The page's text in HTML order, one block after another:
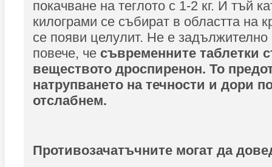
покачване на теглото с 1-2 кг. И тъй
килограми се събират в областта на
се появи целулит. Не е
повече, че съвременните таблетки
веществото дроспиренон. То
натрупването на течности и дори
отслабнем.
Противозачатъчните могат да